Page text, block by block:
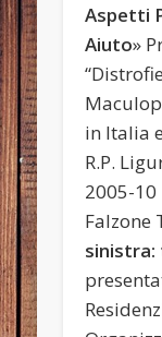
Aspetti
Aiuto»
in Italia
R.P.
2005-10
Falzone
sinistra: